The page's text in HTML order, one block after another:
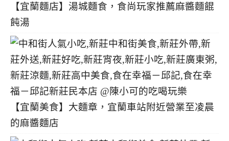
【宜蘭麵店】湯城麵食，食尚玩家推薦麻醬麵餛
飩湯
【宜蘭美食】大麵章，宜蘭車站附近營業至凌晨
的麻醬麵店